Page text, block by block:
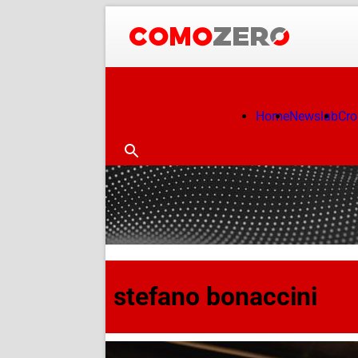
HomeNewslab
stefano bonaccini